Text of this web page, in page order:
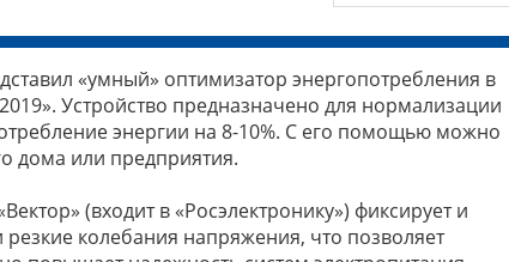
«умный» оптимизатор энергопотребления в
Устройство предназначено для нормализации
энергии на 8-10%. С его помощью можно
дома или предприятия.
(входит в «Росэлектронику») фиксирует и
колебания напряжения, что позволяет